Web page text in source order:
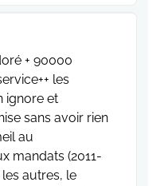
+ 90000
les
ignore et
sans avoir rien
au
mandats (2011-
autres, le